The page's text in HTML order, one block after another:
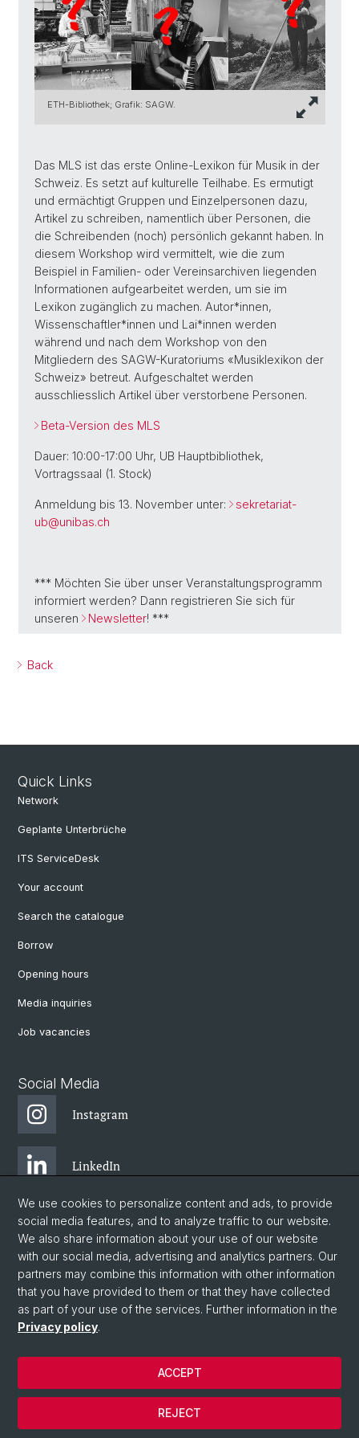
ETH-Bibliothek; Grafik: SAGW.
Das MLS ist das erste Online-Lexikon für Musik in der
Schweiz. Es setzt auf kulturelle Teilhabe. Es ermutigt
und ermächtigt Gruppen und Einzelpersonen dazu,
Artikel zu schreiben, namentlich über Personen, die
die Schreibenden (noch) persönlich gekannt haben. In
diesem Workshop wird vermittelt, wie die zum
Beispiel in Familien- oder Vereinsarchiven liegenden
Informationen aufgearbeitet werden, um sie im
Lexikon zugänglich zu machen. Autor*innen,
Wissenschaftler*innen und Lai*innen werden
während und nach dem Workshop von den
Mitgliedern des SAGW-Kuratoriums «Musiklexikon der
Schweiz» betreut. Aufgeschaltet werden
ausschliesslich Artikel über verstorbene Personen.
Beta-Version des MLS
Dauer: 10:00-17:00 Uhr, UB Hauptbibliothek,
Vortragssaal (1. Stock)
Anmeldung bis 13. November unter:
sekretariat-
ub@unibas.ch
*** Möchten Sie über unser Veranstaltungsprogramm
informiert werden? Dann registrieren Sie sich für
unseren
Newsletter! ***
Back
Quick Links
Network
Geplante Unterbrüche
ITS ServiceDesk
Your account
Search the catalogue
Borrow
Opening hours
Media inquiries
Job vacancies
Social Media
Instagram
LinkedIn
Facebook
Twitter
Blog
We use cookies to personalize content and ads, to provide
social media features, and to analyze traffic to our website.
We also share information about your use of our website
with our social media, advertising and analytics partners. Our
partners may combine this information with other information
that you have provided to them or that they have collected
as part of your use of the services. Further information in the
Privacy policy.
REJECT
ACCEPT